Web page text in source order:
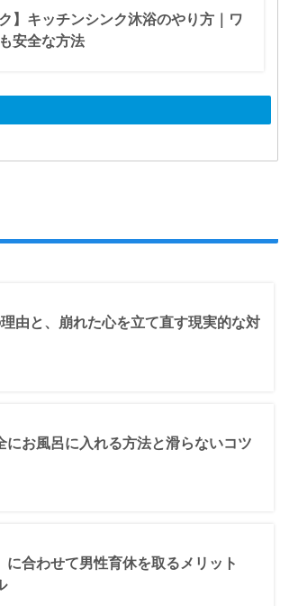
ク】キッチンシンク沐浴のやり方｜ワ
安全な方法
由と、崩れた心を立て直す現実的な対
お風呂に入れる方法と滑らないコツ
に合わせて男性育休を取るメリット